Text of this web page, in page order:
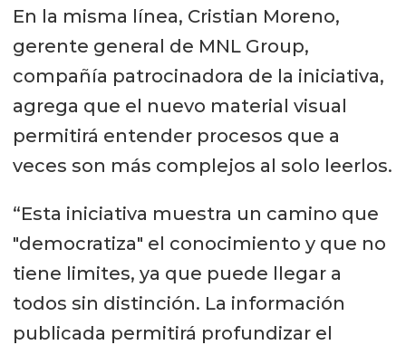
En la misma línea, Cristian Moreno,
gerente general de MNL Group,
compañía patrocinadora de la iniciativa,
agrega que el nuevo material visual
permitirá entender procesos que a
veces son más complejos al solo leerlos.
“Esta iniciativa muestra un camino que
"democratiza" el conocimiento y que no
tiene limites, ya que puede llegar a
todos sin distinción. La información
publicada permitirá profundizar el